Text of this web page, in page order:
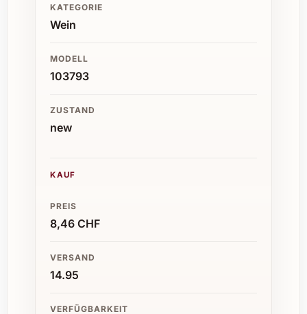
KATEGORIE
Wein
MODELL
103793
ZUSTAND
new
KAUF
PREIS
8,46 CHF
VERSAND
14.95
VERFÜGBARKEIT